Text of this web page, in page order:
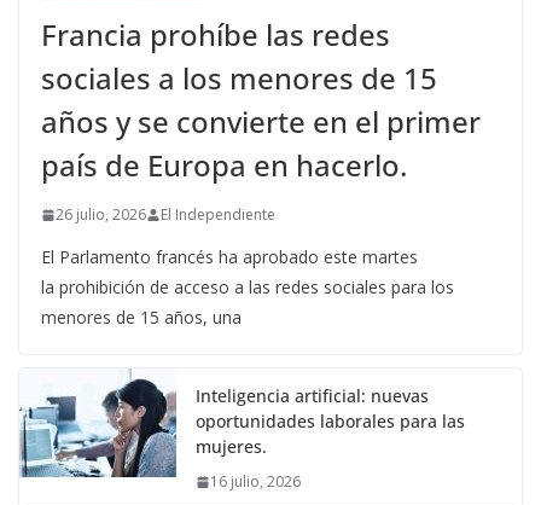
Francia prohíbe las redes
sociales a los menores de 15
años y se convierte en el primer
país de Europa en hacerlo.
26 julio, 2026 El Independiente
El Parlamento francés ha aprobado este martes
la prohibición de acceso a las redes sociales para los
menores de 15 años, una
Inteligencia artificial: nuevas
oportunidades laborales para las
mujeres.
16 julio, 2026